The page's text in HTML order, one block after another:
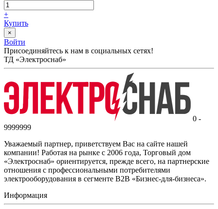
+
Купить
×
Войти
Присоединяйтесь к нам в социальных сетях!
ТД «Электроснаб»
0 -
9999999
Уважаемый партнер, приветствуем Вас на сайте нашей
компании! Работая на рынке с 2006 года, Торговый дом
«Электроснаб» ориентируется, прежде всего, на партнерские
отношения с профессиональными потребителями
электрооборудования в сегменте B2B «Бизнес-для-бизнеса».
Информация